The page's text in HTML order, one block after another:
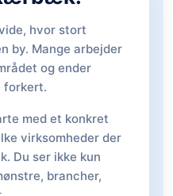
hvor stort
by. Mange arbejder
og ender
forkert.
med et konkret
virksomheder der
Du ser ikke kun
brancher,